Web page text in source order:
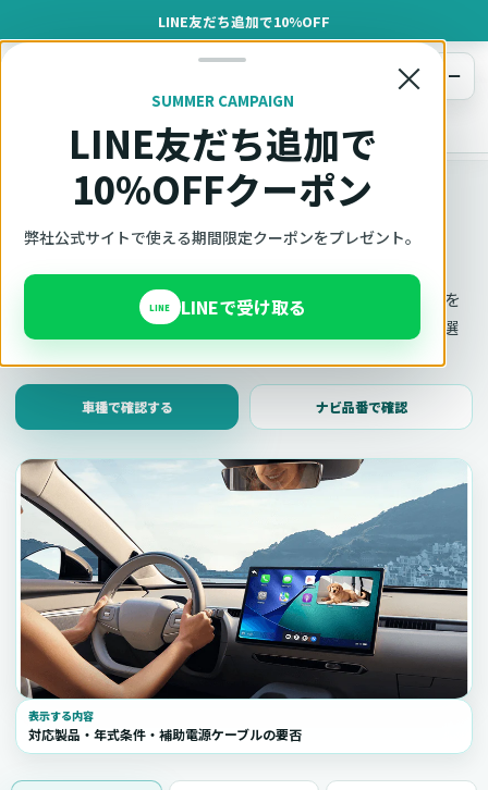
LINE友だち追加で10%OFF
×
SUMMER CAMPAIGN
LINE友だち追加で
10%OFFクーポン
弊社公式サイトで使える期間限定クーポンをプレゼント。
LINE LINEで受け取る
オットキャスト
メニュー
車種適合確認
車種適合確認
車種と年式で適合確認
Ottocast（オットキャスト）の対応製品、条件、注意事項を
このページ内で見られます。 迷った場合は、車種と年式を選
車種で確認する ナビ品番で確認
表示する内容
対応製品・年式条件・補助電源ケーブルの要否